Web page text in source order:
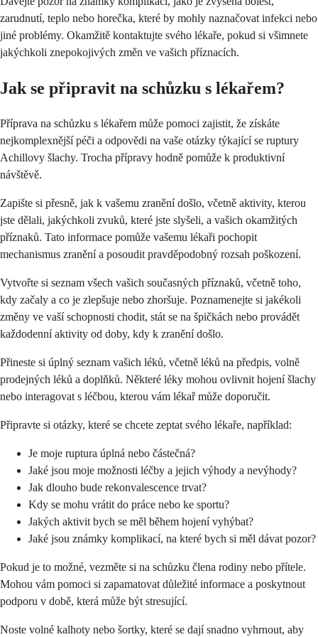
zarudnutí, teplo nebo horečka, které by mohly naznačovat infekci nebo
jiné problémy. Okamžitě kontaktujte svého lékaře, pokud si všimnete
jakýchkoli znepokojivých změn ve vašich příznacích.
Jak se připravit na schůzku s lékařem?
Příprava na schůzku s lékařem může pomoci zajistit, že získáte
nejkomplexnější péči a odpovědi na vaše otázky týkající se ruptury
Achillovy šlachy. Trocha přípravy hodně pomůže k produktivní
návštěvě.
Zapište si přesně, jak k vašemu zranění došlo, včetně aktivity, kterou
jste dělali, jakýchkoli zvuků, které jste slyšeli, a vašich okamžitých
příznaků. Tato informace pomůže vašemu lékaři pochopit
mechanismus zranění a posoudit pravděpodobný rozsah poškození.
Vytvořte si seznam všech vašich současných příznaků, včetně toho,
kdy začaly a co je zlepšuje nebo zhoršuje. Poznamenejte si jakékoli
změny ve vaší schopnosti chodit, stát se na špičkách nebo provádět
každodenní aktivity od doby, kdy k zranění došlo.
Přineste si úplný seznam vašich léků, včetně léků na předpis, volně
prodejných léků a doplňků. Některé léky mohou ovlivnit hojení šlachy
nebo interagovat s léčbou, kterou vám lékař může doporučit.
Připravte si otázky, které se chcete zeptat svého lékaře, například:
Je moje ruptura úplná nebo částečná?
Jaké jsou moje možnosti léčby a jejich výhody a nevýhody?
Jak dlouho bude rekonvalescence trvat?
Kdy se mohu vrátit do práce nebo ke sportu?
Jakých aktivit bych se měl během hojení vyhýbat?
Jaké jsou známky komplikací, na které bych si měl dávat pozor?
Pokud je to možné, vezměte si na schůzku člena rodiny nebo přítele.
Mohou vám pomoci si zapamatovat důležité informace a poskytnout
podporu v době, která může být stresující.
Noste volné kalhoty nebo šortky, které se dají snadno vyhrnout, aby